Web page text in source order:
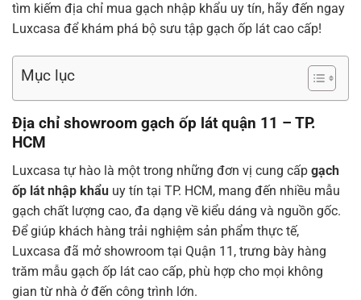
tìm kiếm địa chỉ mua gạch nhập khẩu uy tín, hãy đến ngay
Luxcasa để khám phá bộ sưu tập gạch ốp lát cao cấp!
Mục lục
Địa chỉ showroom gạch ốp lát quận 11 – TP.
HCM
Luxcasa tự hào là một trong những đơn vị cung cấp gạch
ốp lát nhập khẩu uy tín tại TP. HCM, mang đến nhiều mẫu
gạch chất lượng cao, đa dạng về kiểu dáng và nguồn gốc.
Để giúp khách hàng trải nghiệm sản phẩm thực tế,
Luxcasa đã mở showroom tại Quận 11, trưng bày hàng
trăm mẫu gạch ốp lát cao cấp, phù hợp cho mọi không
gian từ nhà ở đến công trình lớn.